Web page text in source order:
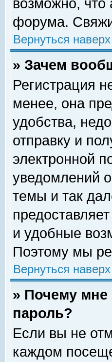
возможно, что
форума.
Вернуться наверх
» Зачем
Регистрация
менее, она
удобства,
отправку и
электронной
уведомлений
темы и так
и удобные
Поэтому мы
Вернуться наверх
» Почему мне
пароль?
Если вы не
каждом